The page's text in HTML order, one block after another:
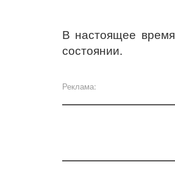
В настоящее
состоянии.
Реклама: